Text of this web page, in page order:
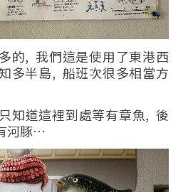
的, 我們這是使用了東港西
多半島, 船班次很多相當方
知道這裡到處等有章魚, 後
河豚…